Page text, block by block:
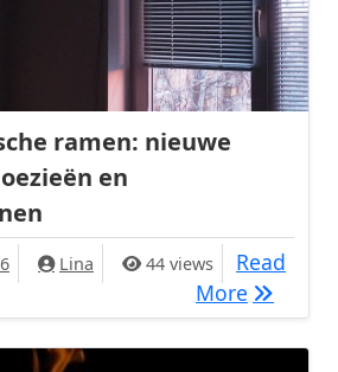
ramen: nieuwe
en
Lina 44 views
Read
More